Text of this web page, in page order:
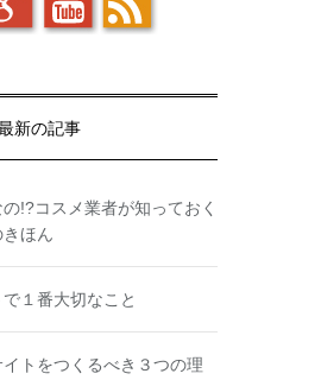
新の記事
!?コスメ業者が知っておく
ほん
１番大切なこと
トをつくるべき３つの理